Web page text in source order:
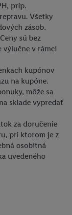
príp.
Všetky
zásob.
sú bez
výlučne v rámci
kupónov
na kupóne.
môže sa
sklade vypredať
za doručenie
pri ktorom je z
osobitná
uvedeného